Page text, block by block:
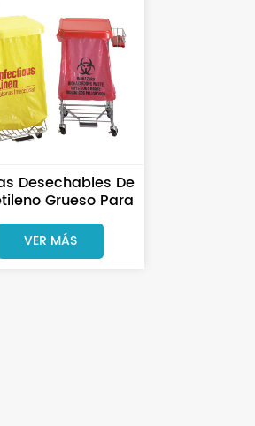
Desechables De
Grueso Para
Médicos Con
Riesgo Biológico
VER MÁS